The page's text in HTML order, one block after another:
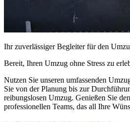
Ihr zuverlässiger Begleiter für den
Bereit, Ihren Umzug ohne Stress zu
Nutzen Sie unseren umfassenden
Sie von der Planung bis zur
reibungslosen Umzug. Genießen Sie
professionellen Teams, das all Ihre